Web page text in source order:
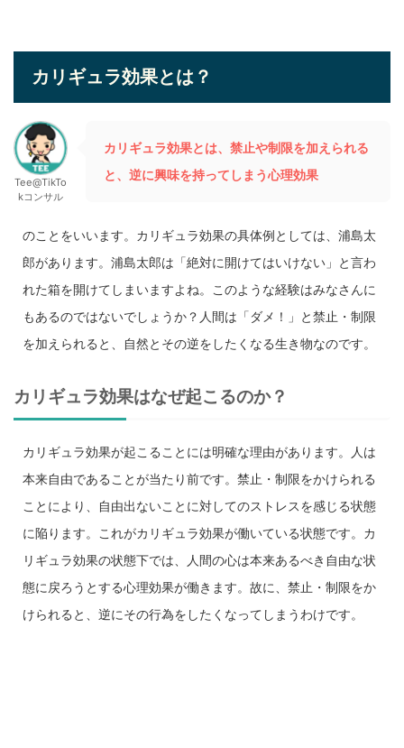
カリギュラ効果とは？
Tee@TikTo
kコンサル
カリギュラ効果とは、禁止や制限を加えられる
と、逆に興味を持ってしまう心理効果
のことをいいます。カリギュラ効果の具体例としては、浦島太
郎があります。浦島太郎は「絶対に開けてはいけない」と言わ
れた箱を開けてしまいますよね。このような経験はみなさんに
もあるのではないでしょうか？人間は「ダメ！」と禁止・制限
を加えられると、自然とその逆をしたくなる生き物なのです。
カリギュラ効果はなぜ起こるのか？
カリギュラ効果が起こることには明確な理由があります。人は
本来自由であることが当たり前です。禁止・制限をかけられる
ことにより、自由出ないことに対してのストレスを感じる状態
に陥ります。これがカリギュラ効果が働いている状態です。カ
リギュラ効果の状態下では、人間の心は本来あるべき自由な状
態に戻ろうとする心理効果が働きます。故に、禁止・制限をか
けられると、逆にその行為をしたくなってしまうわけです。